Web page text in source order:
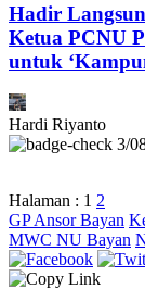
Hadir
Ketua PCNU
untuk
Hardi Riyanto
3/
Halaman : 1 2
GP Ansor Bayan
MWC NU Bayan